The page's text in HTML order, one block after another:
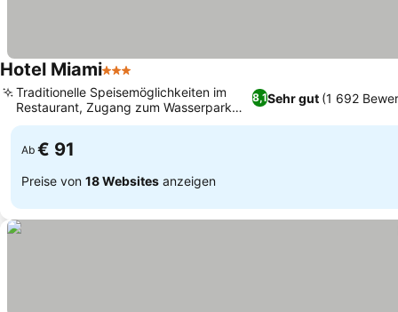
Hotel Miami3 Sterne
8,1Sehr gut (1 692
Traditionelle Speisemöglichkeiten im
Restaurant, Zugang zum Wasserpark
Aqualandia
Ab € 91
Preise von 18 Websites anzeigen